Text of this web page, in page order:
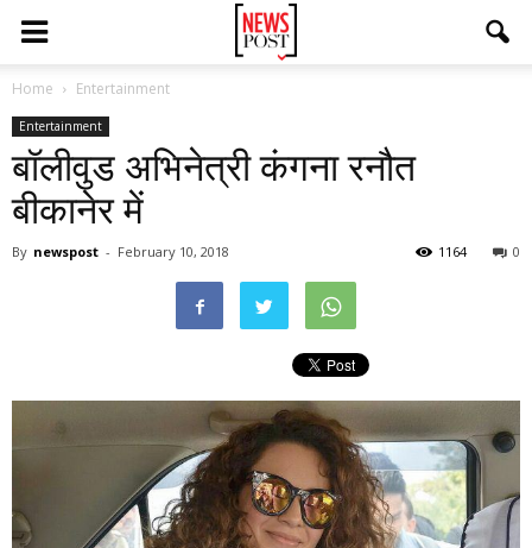
Home Entertainment
Entertainment
बॉलीवुड अभिनेत्री कंगना रनौत
बीकानेर में
By newspost - February 10, 2018 0
1164